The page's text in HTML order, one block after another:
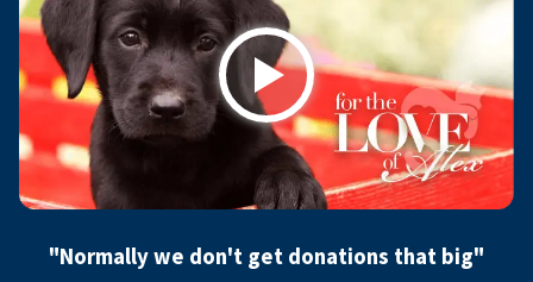
Play
"Normally we don't get donations that big"